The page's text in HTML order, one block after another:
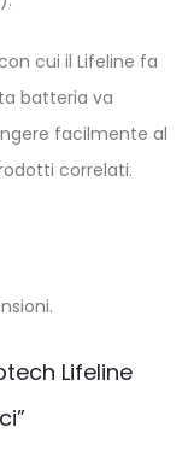
cui il Lifeline fa
batteria va
facilmente al
correlati.
Lifeline